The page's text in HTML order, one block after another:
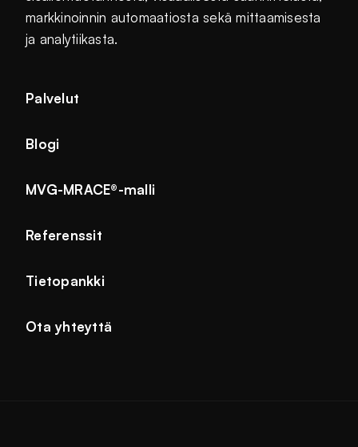
markkinoinnin automaatiosta sekä mittaamisesta
ja analytiikasta.
Palvelut
Blogi
MVG-MRACE®-malli
Referenssit
Tietopankki
Ota yhteyttä